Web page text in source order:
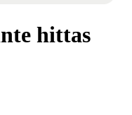
hittas